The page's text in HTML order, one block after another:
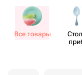
Все товары